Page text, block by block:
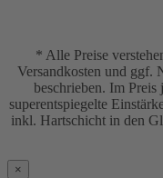
* Alle Preise
Versandkosten und ggf.
beschrieben. Im
superentspiegelte
inkl. Hartschicht in den
×